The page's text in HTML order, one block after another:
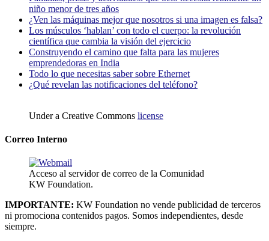
niño menor de tres años
¿Ven las máquinas mejor que nosotros si una imagen es falsa?
Los músculos ‘hablan’ con todo el cuerpo: la revolución
científica que cambia la visión del ejercicio
Construyendo el camino que falta para las mujeres
emprendedoras en India
Todo lo que necesitas saber sobre Ethernet
¿Qué revelan las notificaciones del teléfono?
Under a Creative Commons license
Correo Interno
Acceso al servidor de correo de la Comunidad
KW Foundation.
IMPORTANTE: KW Foundation no vende publicidad de terceros
ni promociona contenidos pagos. Somos independientes, desde
siempre.